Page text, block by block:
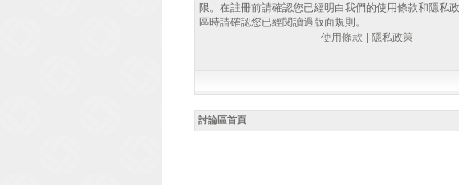
限。在註冊前請確認您已經明白我們的使用條款和隱私
區時請確認您已經閱讀過版面規則。
使用條款
隱私政策
討論區首頁